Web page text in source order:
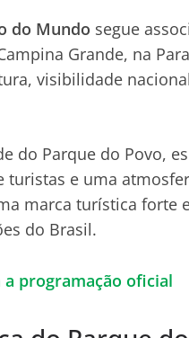
do Mundo segue
Grande, na
visibilidade
do Parque do Povo,
turistas e uma
marca turística forte
do Brasil.
a programação oficial